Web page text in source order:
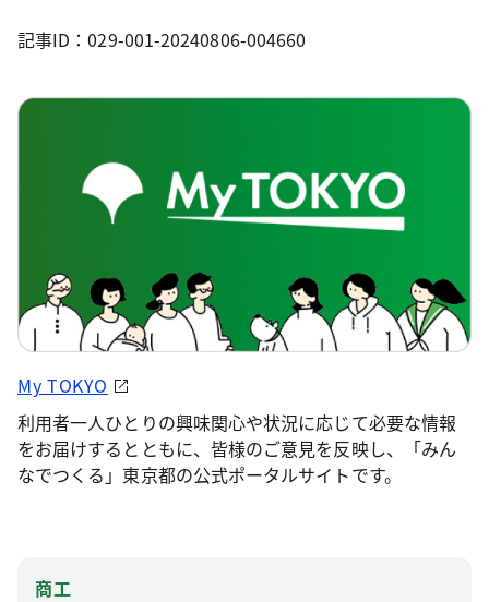
記事ID：029-001-20240806-004660
My TOKYO
利用者一人ひとりの興味関心や状況に応じて必要な情報
をお届けするとともに、皆様のご意見を反映し、「みん
なでつくる」東京都の公式ポータルサイトです。
商工